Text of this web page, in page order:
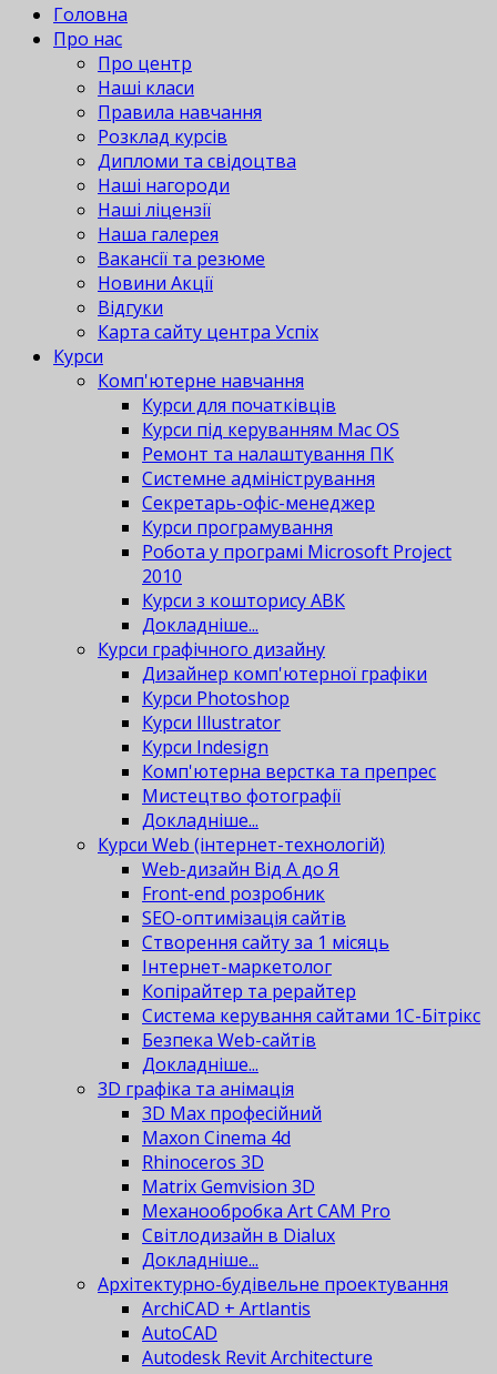
Головна
Про нас
Про центр
Наші класи
Правила навчання
Розклад курсів
Дипломи та свідоцтва
Наші нагороди
Наші ліцензії
Наша галерея
Вакансії та резюме
Новини Акції
Відгуки
Карта сайту центра Успіх
Курси
Комп'ютерне навчання
Курси для початківців
Курси під керуванням Mac OS
Ремонт та налаштування ПК
Системне адміністрування
Секретарь-офіс-менеджер
Курси програмування
Робота у програмі Microsoft Project
2010
Курси з кошторису АВК
Докладніше...
Курси графічного дизайну
Дизайнер комп'ютерної графіки
Курси Photoshop
Курси Illustrator
Курси Indesign
Комп'ютерна верстка та препрес
Мистецтво фотографії
Докладніше...
Курси Web (інтернет-технологій)
Web-дизайн Від А до Я
Front-end розробник
SEO-оптимізація сайтів
Створення сайту за 1 місяць
Інтернет-маркетолог
Копірайтер та рерайтер
Система керування сайтами 1С-Бітрікс
Безпека Web-сайтів
Докладніше...
3D графіка та анімація
3D Max професійний
Maxon Cinema 4d
Rhinoceros 3D
Matrix Gemvision 3D
Механообробка Art CAM Pro
Світлодизайн в Dialux
Докладніше...
Архітектурно-будівельне проектування
ArchiCAD + Artlantis
AutoCAD
Autodesk Revit Architecture